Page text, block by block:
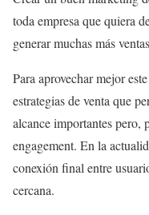
toda empresa que quiera
generar muchas más
Para aprovechar mejor
estrategias de venta que
alcance importantes pero,
engagement. En la
conexión final entre
cercana.